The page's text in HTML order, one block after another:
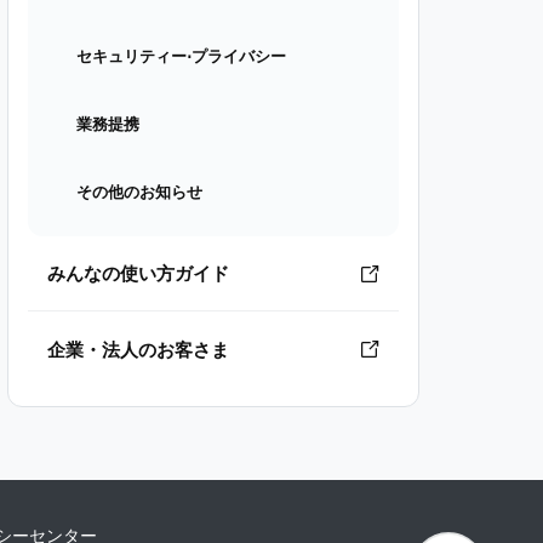
セキュリティー⋅プライバシー
業務提携
その他のお知らせ
みんなの使い方ガイド
企業・法人のお客さま
ーセンター